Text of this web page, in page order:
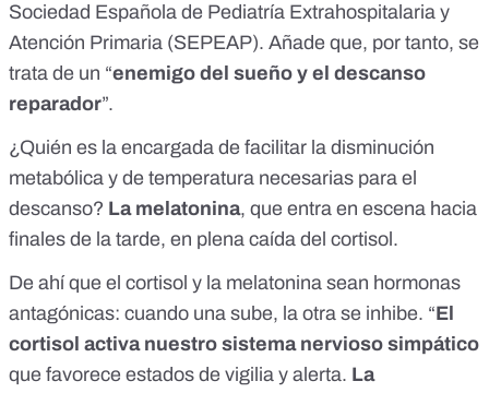
Sociedad Española de Pediatría Extrahospitalaria y
Atención Primaria (SEPEAP). Añade que, por tanto, se
trata de un “enemigo del sueño y el descanso
reparador”.
¿Quién es la encargada de facilitar la disminución
metabólica y de temperatura necesarias para el
descanso? La melatonina, que entra en escena hacia
finales de la tarde, en plena caída del cortisol.
De ahí que el cortisol y la melatonina sean hormonas
antagónicas: cuando una sube, la otra se inhibe. “El
cortisol activa nuestro sistema nervioso simpático
que favorece estados de vigilia y alerta. La